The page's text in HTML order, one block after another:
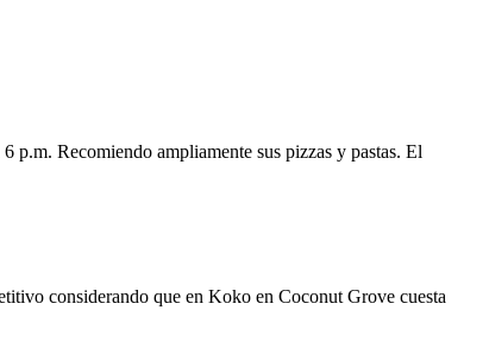
p.m. Recomiendo ampliamente sus pizzas y pastas. El
considerando que en Koko en Coconut Grove cuesta